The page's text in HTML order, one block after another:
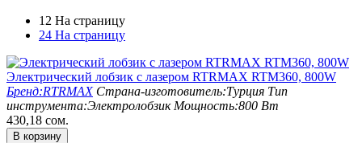
12 На страницу
24 На страницу
Электрический лобзик с лазером RTRMAX RTM360, 800W
Бренд:RTRMAX Страна-изготовитель:Турция Тип
инструмента:Электролобзик Мощность:800 Вт
430,18 сом.
В корзину